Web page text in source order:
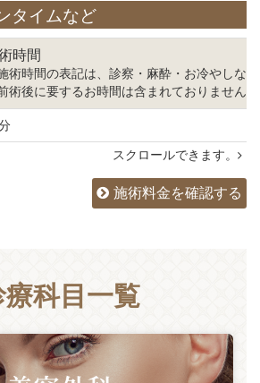
タイムなど
時間
術時間の表記は、診察・麻酔・お冷やしな
術後に要するお時間は含まれておりません。
スクロールできます。
施術料金を確認する
療科目一覧